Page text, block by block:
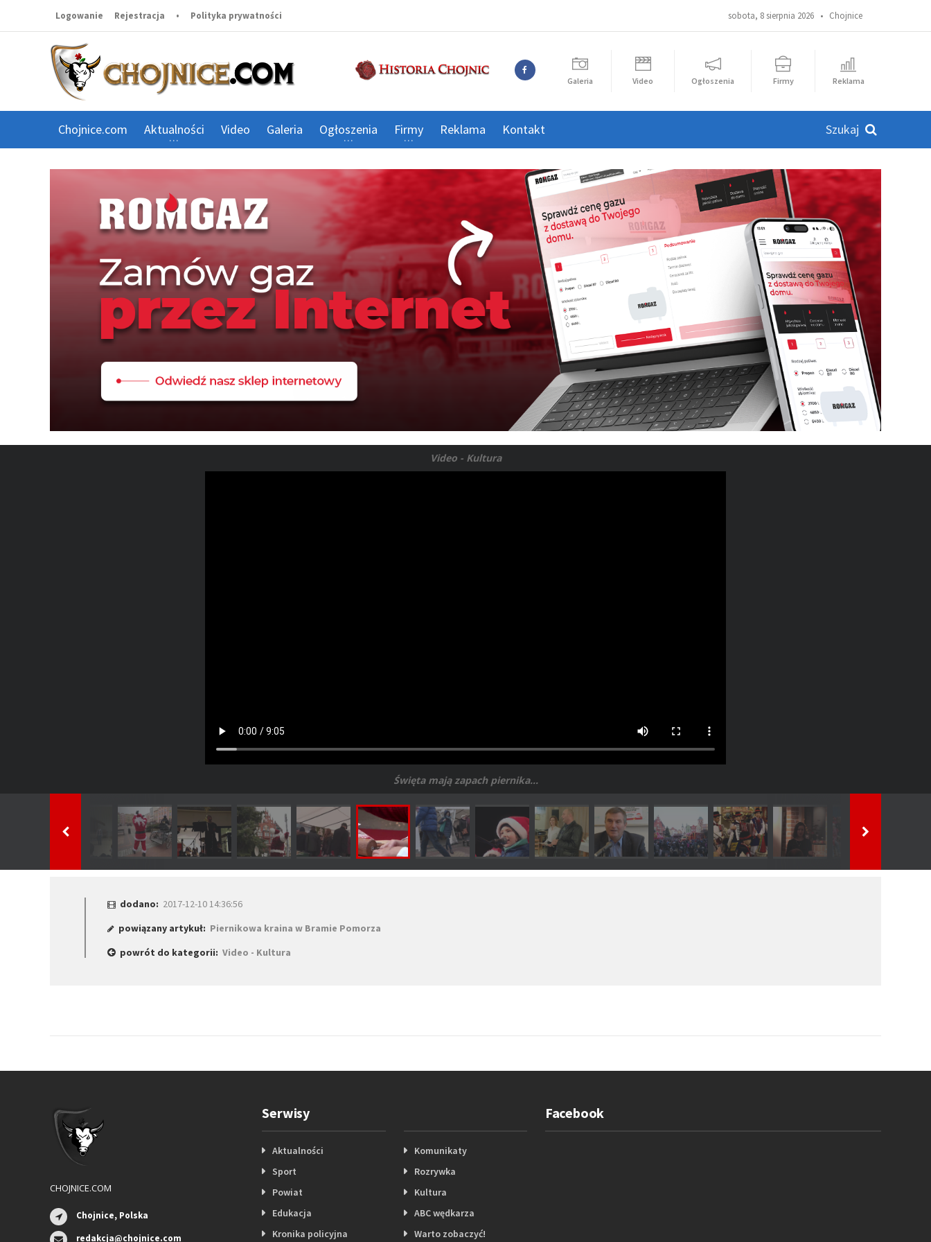
sobota, 8 sierpnia 2026 • Chojnice
Logowanie Rejestracja • Polityka prywatności
Galeria Video Ogłoszenia Firmy Reklama
Chojnice.com Aktualności Video Galeria Ogłoszenia Firmy Reklama Kontakt
Video - Kultura
Święta mają zapach piernika...
dodano: 2017-12-10 14:36:56
powiązany artykuł: Piernikowa kraina w Bramie Pomorza
powrót do kategorii: Video - Kultura
CHOJNICE.COM
Chojnice, Polska
redakcja@chojnice.com
Serwisy
Aktualności
Sport
Powiat
Edukacja
Kronika policyjna
Komunikaty
Rozrywka
Kultura
ABC wędkarza
Warto zobaczyć!
Facebook